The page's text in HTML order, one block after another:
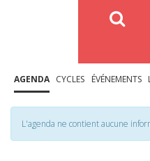
AGENDA CYCLES ÉVÉNEMENTS
L'agenda ne contient aucune